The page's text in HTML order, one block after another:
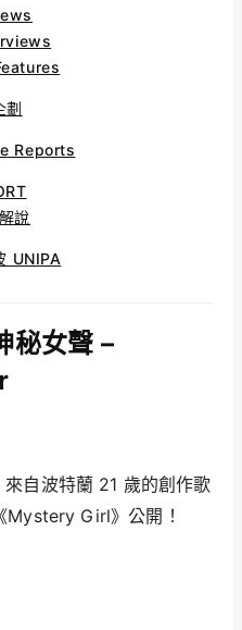
劃
Reports
說
UNIPA
秘女聲 –
自波特蘭 21 歲的創作歌
Girl》公開！